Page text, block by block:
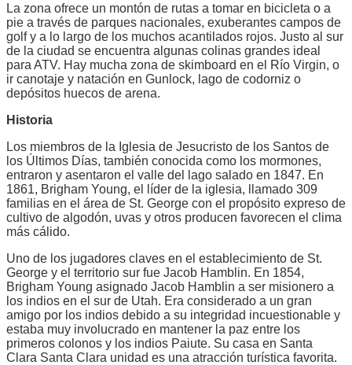
La zona ofrece un montón de rutas a tomar en bicicleta o a
pie a través de parques nacionales, exuberantes campos de
golf y a lo largo de los muchos acantilados rojos. Justo al sur
de la ciudad se encuentra algunas colinas grandes ideal
para ATV. Hay mucha zona de skimboard en el Río Virgin, o
ir canotaje y natación en Gunlock, lago de codorniz o
depósitos huecos de arena.
Historia
Los miembros de la Iglesia de Jesucristo de los Santos de
los Últimos Días, también conocida como los mormones,
entraron y asentaron el valle del lago salado en 1847. En
1861, Brigham Young, el líder de la iglesia, llamado 309
familias en el área de St. George con el propósito expreso de
cultivo de algodón, uvas y otros producen favorecen el clima
más cálido.
Uno de los jugadores claves en el establecimiento de St.
George y el territorio sur fue Jacob Hamblin. En 1854,
Brigham Young asignado Jacob Hamblin a ser misionero a
los indios en el sur de Utah. Era considerado a un gran
amigo por los indios debido a su integridad incuestionable y
estaba muy involucrado en mantener la paz entre los
primeros colonos y los indios Paiute. Su casa en Santa
Clara Santa Clara unidad es una atracción turística favorita.